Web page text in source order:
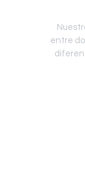
entre